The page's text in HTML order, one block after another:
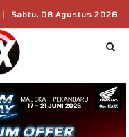
| Sabtu, 08 Agustus 2026